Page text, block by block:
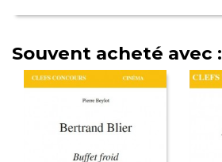
Souvent acheté avec :